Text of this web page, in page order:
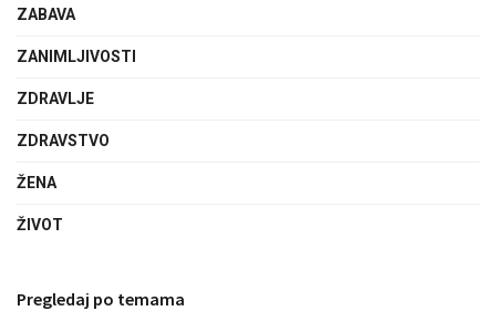
ZABAVA
ZANIMLJIVOSTI
ZDRAVLJE
ZDRAVSTVO
ŽENA
ŽIVOT
Pregledaj po temama